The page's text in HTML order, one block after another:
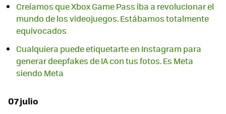
Creíamos que Xbox Game Pass iba a revolucionar el
mundo de los videojuegos. Estábamos totalmente
equivocados
Cualquiera puede etiquetarte en Instagram para
generar deepfakes de IA con tus fotos. Es Meta
siendo Meta
07 julio